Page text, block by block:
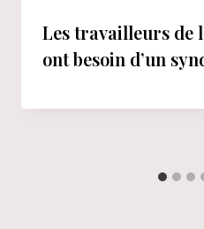
Les travailleurs de
ont besoin d’un